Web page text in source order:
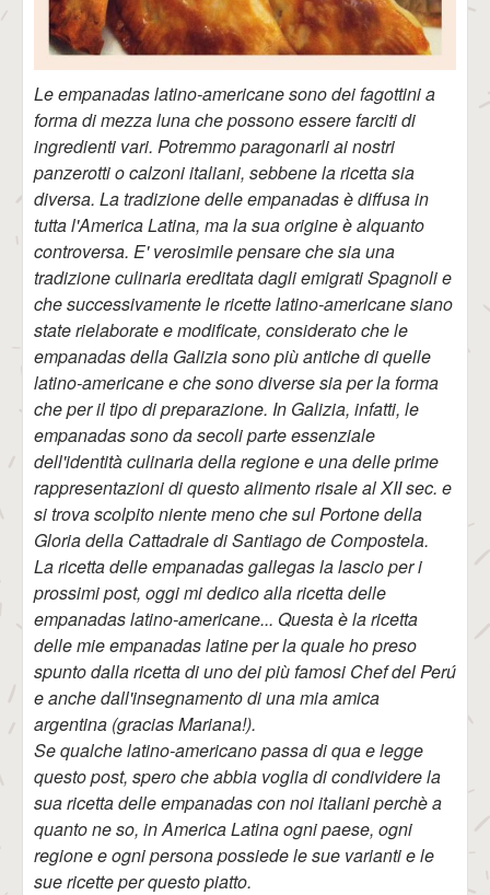
Le empanadas latino-americane sono dei fagottini a
forma di mezza luna che possono essere farciti di
ingredienti vari. Potremmo paragonarli ai nostri
panzerotti o calzoni italiani, sebbene la ricetta sia
diversa. La tradizione delle empanadas è diffusa in
tutta l'America Latina, ma la sua origine è alquanto
controversa. E' verosimile pensare che sia una
tradizione culinaria ereditata dagli emigrati Spagnoli e
che successivamente le ricette latino-americane siano
state rielaborate e modificate, considerato che le
empanadas della Galizia sono più antiche di quelle
latino-americane e che sono diverse sia per la forma
che per il tipo di preparazione. In Galizia, infatti, le
empanadas sono da secoli parte essenziale
dell'identità culinaria della regione e una delle prime
rappresentazioni di questo alimento risale al XII sec. e
si trova scolpito niente meno che sul Portone della
Gloria della Cattadrale di Santiago de Compostela.
La ricetta delle empanadas gallegas la lascio per i
prossimi post, oggi mi dedico alla ricetta delle
empanadas latino-americane... Questa è la ricetta
delle mie empanadas latine per la quale ho preso
spunto dalla ricetta di uno dei più famosi Chef del Perú
e anche dall'insegnamento di una mia amica
argentina (gracias Mariana!).
Se qualche latino-americano passa di qua e legge
questo post, spero che abbia voglia di condividere la
sua ricetta delle empanadas con noi italiani perchè a
quanto ne so, in America Latina ogni paese, ogni
regione e ogni persona possiede le sue varianti e le
sue ricette per questo piatto.